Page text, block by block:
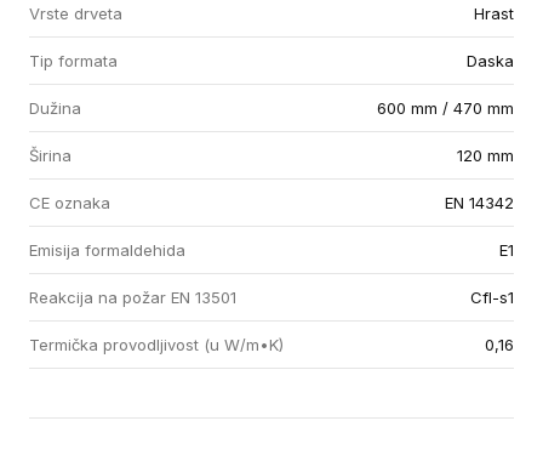
Vrste drveta Hrast
Tip formata Daska
Dužina 600 mm / 470 mm
Širina 120 mm
CE oznaka EN 14342
Emisija formaldehida E1
Reakcija na požar EN 13501 Cfl-s1
Termička provodljivost (u W/m•K) 0,16